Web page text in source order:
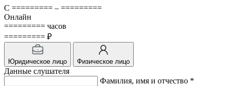
С ========= – =========
Онлайн
========= часов
========= ₽
Юридическое лицо Физическое лицо
Данные слушателя
Фамилия, имя и отчество *